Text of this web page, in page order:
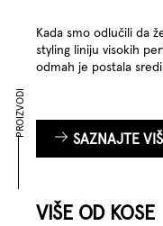
Kada smo odlučili da
styling liniju visokih
odmah je postala
SAZNAJTE
PROIZVODI
VIŠE OD KOSE